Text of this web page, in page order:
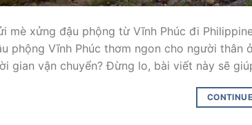
mè xửng đậu phộng từ Vĩnh Phúc đi
phộng Vĩnh Phúc thơm ngon cho người thân
gian vận chuyển? Đừng lo, bài viết này sẽ